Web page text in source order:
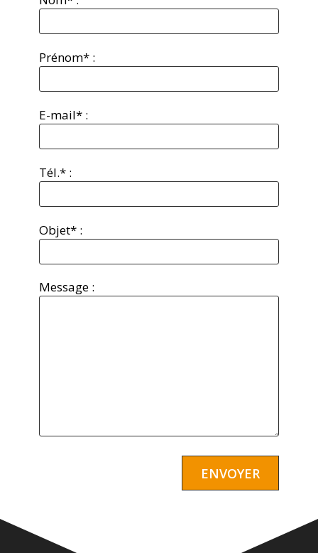
Prénom* :
E-mail* :
Tél.* :
Objet* :
Message :